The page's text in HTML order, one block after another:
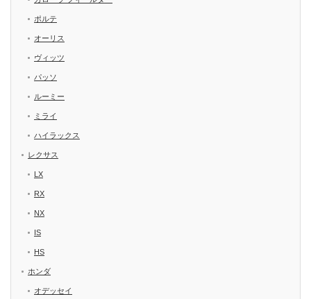
ポルテ
オーリス
ヴィッツ
パッソ
ルーミー
ミライ
ハイラックス
レクサス
LX
RX
NX
IS
HS
ホンダ
オデッセイ